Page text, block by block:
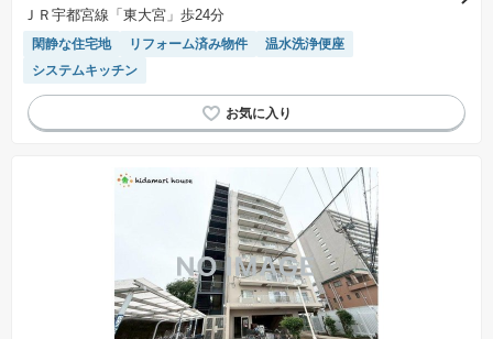
ＪＲ宇都宮線「東大宮」歩24分
閑静な住宅地 リフォーム済み物件
温水洗浄便座
システムキッチン